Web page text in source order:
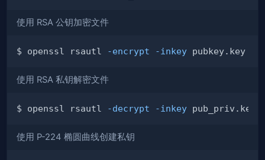
使用 RSA 公钥加密文件
$ openssl rsautl -encrypt -inkey pubkey.key
使用 RSA 私钥解密文件
$ openssl rsautl -decrypt -inkey pub_priv.key
使用 P-224 椭圆曲线创建私钥